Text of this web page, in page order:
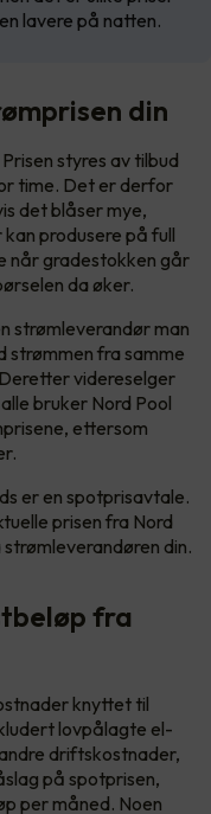
lavere på natten.
din
styres av tilbud
time. Det er derfor
det blåser mye,
produsere på full
når gradestokken går
da øker.
strømleverandør man
strømmen fra samme
videreselger
bruker Nord Pool
ettersom
er en spotprisavtale.
prisen fra Nord
din.
fra
knyttet til
lovpålagte el-
driftskostnader,
på spotprisen,
per måned. Noen